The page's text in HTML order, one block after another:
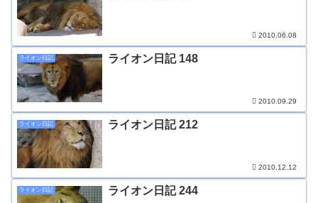
2010.06.08
ライオン日記 ライオン日記 148
2010.09.29
ライオン日記 ライオン日記 212
2010.12.12
ライオン日記 ライオン日記 244